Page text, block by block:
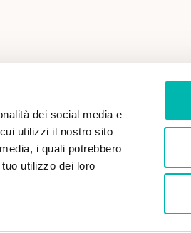
dei social media e
utilizzi il nostro sito
i quali potrebbero
utilizzo dei loro